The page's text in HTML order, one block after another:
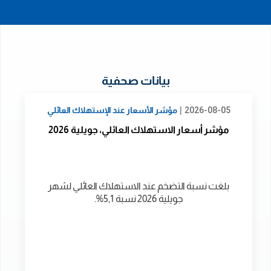
بيانات صحفية
2026-08-05
|مؤشر الأسعار عند الإستهلاك العائلي
مؤشر أسعار الاستهلاك العائلي، جويلية 2026
بلغت نسبة التضخم عند الاستهلاك العائلي لشهر
جويلية 2026 نسبة 5,1%.